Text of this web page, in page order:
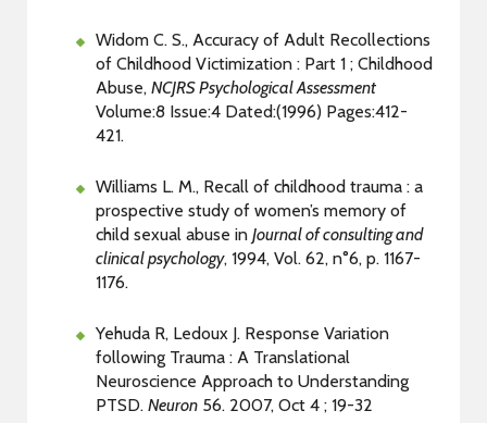
Widom C. S., Accuracy of Adult Recollections
of Childhood Victimization : Part 1 ; Childhood
Abuse, NCJRS Psychological Assessment
Volume:8 Issue:4 Dated:(1996) Pages:412-
421.
Williams L. M., Recall of childhood trauma : a
prospective study of women’s memory of
child sexual abuse in Journal of consulting and
clinical psychology, 1994, Vol. 62, n°6, p. 1167-
1176.
Yehuda R, Ledoux J. Response Variation
following Trauma : A Translational
Neuroscience Approach to Understanding
PTSD. Neuron 56. 2007, Oct 4 ; 19-32